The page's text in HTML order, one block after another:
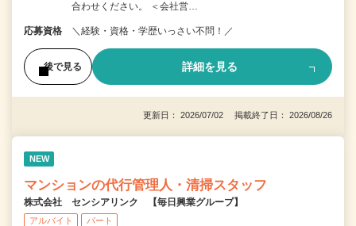
合わせください。 ＜会社営…
応募資格 ＼経験・資格・学歴いっさい不問！／
後で見る 詳細を見る
更新日： 2026/07/02 掲載終了日： 2026/08/26
NEW
マンションの代行管理人・清掃スタッフ
株式会社 センシアリンク 【毎日興業グループ】
アルバイト パート